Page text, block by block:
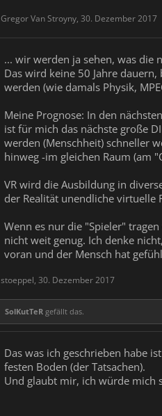
Gregor Van Stroyny, 30. Dezember 2017
... wir werden ja sehen, was die
Das wird keine 50 Jahre
werden (wie damals Physik,
Meine Prognose: In den
ist für mich das nächste große
werden (Menschheit) schneller
hinweg -im gleichen Raum (am
VR wird die Ausbildung in
der Realität unendliche virtuelle
Wenn es nur die "Spieler"
nicht weit genug. Ich denke
voran und der Mensch hat
stoeppel, 30. Dezember 2017
SolKutTeR gefällt das.
Das was ich geschrieben habe
festen Boden (der Tatsachen).
Und glaubt mir, ich würde mich